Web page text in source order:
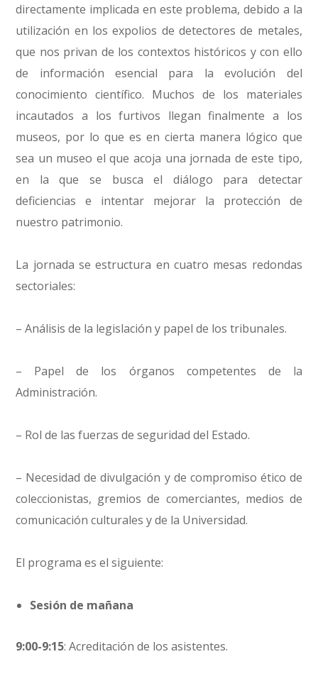
directamente implicada en este problema, debido a la
utilización en los expolios de detectores de metales,
que nos privan de los contextos históricos y con ello
de información esencial para la evolución del
conocimiento científico. Muchos de los materiales
incautados a los furtivos llegan finalmente a los
museos, por lo que es en cierta manera lógico que
sea un museo el que acoja una jornada de este tipo,
en la que se busca el diálogo para detectar
deficiencias e intentar mejorar la protección de
nuestro patrimonio.
La jornada se estructura en cuatro mesas redondas
sectoriales:
– Análisis de la legislación y papel de los tribunales.
– Papel de los órganos competentes de la
Administración.
– Rol de las fuerzas de seguridad del Estado.
– Necesidad de divulgación y de compromiso ético de
coleccionistas, gremios de comerciantes, medios de
comunicación culturales y de la Universidad.
El programa es el siguiente:
Sesión de mañana
9:00-9:15: Acreditación de los asistentes.